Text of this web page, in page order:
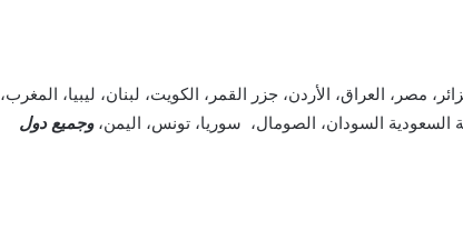
مصر، العراق، الأردن، جزر القمر، الكويت، لبنان، ليبيا، المغرب،
السعودية السودان، الصومال، سوريا، تونس، اليمن،وجميع دول